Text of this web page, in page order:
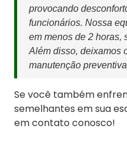
provocando
funcionários. Nossa
em menos de 2 horas,
Além disso, deixamos
manutenção
Se você também
semelhantes em sua
em contato conosco!